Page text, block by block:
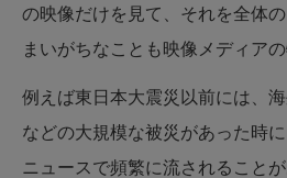
の映像だけを見て、それを全体
まいがちなことも映像メディアの
例えば東日本大震災以前には、
などの大規模な被災があった時
ニュースで頻繁に流されること